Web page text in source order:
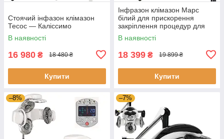
Стоячий інфазон клімазон
Тесос — Каліссимо
В наявності
16 980 ₴ 18 480 ₴
Купити
Інфразон клімазон Марс
білий для прискорення
закріплення процедур для
догляду
В наявності
18 399 ₴ 19 899 ₴
Купити
–8% –7%